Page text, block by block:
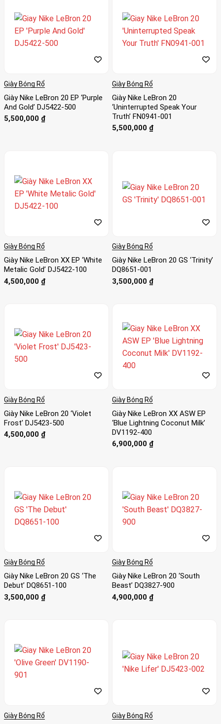
Giày Bóng Rổ
Giày Nike LeBron 20 EP ‘Purple
And Gold’ DJ5422-500
5,500,000 ₫
Giày Bóng Rổ
Giày Nike LeBron 20
‘Uninterrupted Speak Your
Truth’ FN0941-001
5,500,000 ₫
Giày Bóng Rổ
Giày Nike LeBron XX EP ‘White
Metalic Gold’ DJ5422-100
4,500,000 ₫
Giày Bóng Rổ
Giày Nike LeBron 20 GS ‘Trinity’
DQ8651-001
3,500,000 ₫
Giày Bóng Rổ
Giày Nike LeBron 20 ‘Violet
Frost’ DJ5423-500
4,500,000 ₫
Giày Bóng Rổ
Giày Nike LeBron XX ASW EP
‘Blue Lightning Coconut Milk’
DV1192-400
6,900,000 ₫
Giày Bóng Rổ
Giày Nike LeBron 20 GS ‘The
Debut’ DQ8651-100
3,500,000 ₫
Giày Bóng Rổ
Giày Nike LeBron 20 ‘South
Beast’ DQ3827-900
4,900,000 ₫
Giày Bóng Rổ Giày Bóng Rổ